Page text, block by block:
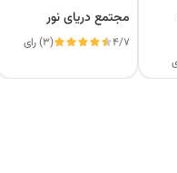
مجتمع دریای نور
4/7 (3) رای